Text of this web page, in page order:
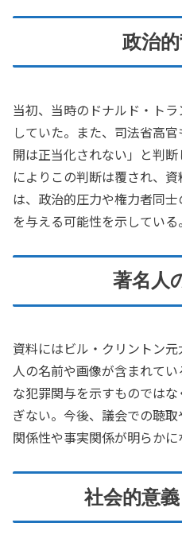
政治
当初、当時のドナルド・ト
していた。また、司法省高
開は正当化されない」と判
によりこの判断は覆され、
は、政治的圧力や権力者同
を与える可能性を示している。
著名人
資料にはビル・クリントン
人の名前や画像が含まれて
な犯罪関与を示すものでは
ぎない。今後、議会での聴取
関係性や事実関係が明らかに
社会的意